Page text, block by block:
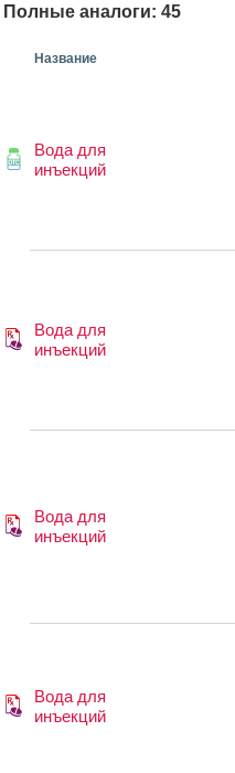
Полные аналоги: 45
Название
Вода для
инъекций
Вода для
инъекций
Вода для
инъекций
Вода для
инъекций